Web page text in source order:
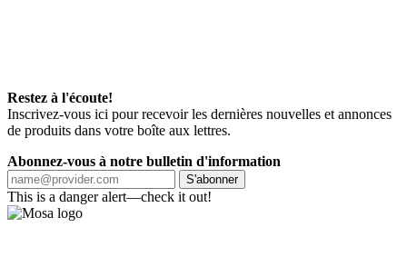
Restez à l'écoute!
Inscrivez-vous ici pour recevoir les dernières nouvelles et annonces
de produits dans votre boîte aux lettres.
Abonnez-vous à notre bulletin d'information
S'abonner
This is a danger alert—check it out!